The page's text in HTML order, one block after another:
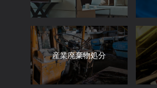
産業廃棄物処分